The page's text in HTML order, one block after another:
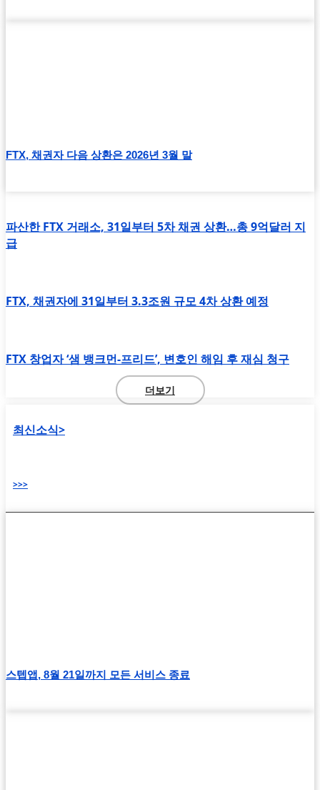
FTX, 채권자 다음 상환은 2026년 3월 말
파산한 FTX 거래소, 31일부터 5차 채권 상환…총 9억달러 지
급
FTX, 채권자에 31일부터 3.3조원 규모 4차 상환 예정
FTX 창업자 ‘샘 뱅크먼-프리드’, 변호인 해임 후 재심 청구
더보기
최신소식>
>>>
스텝앱, 8월 21일까지 모든 서비스 종료